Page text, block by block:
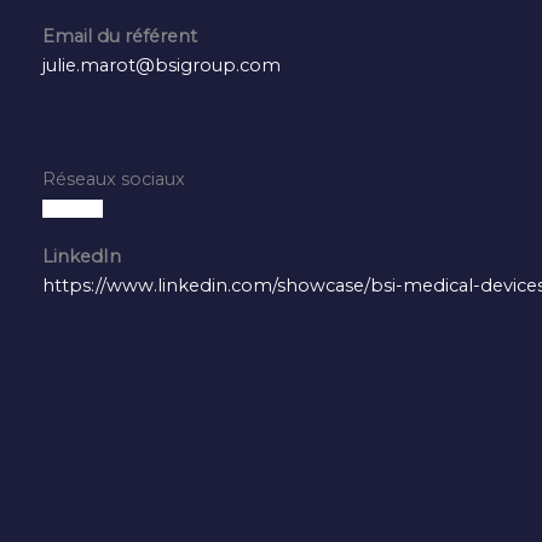
Email du référent
julie.marot@bsigroup.com
Réseaux sociaux
LinkedIn
https://www.linkedin.com/showcase/bsi-medical-